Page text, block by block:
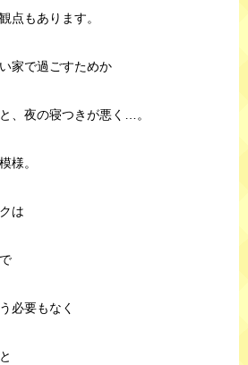
点もあります。
家で過ごすためか
、夜の寝つきが悪く…。
様。
は
必要もなく